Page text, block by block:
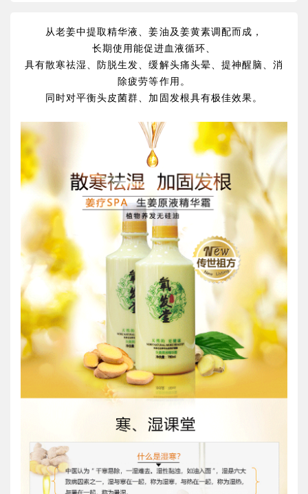
从老姜中提取精华液、姜油及姜黄素调配而成，
长期使用能促进血液循环、
具有散寒祛湿、防脱生发、缓解头痛头晕、提神醒脑、消
除疲劳等作用。
同时对平衡头皮菌群、加固发根具有极佳效果。